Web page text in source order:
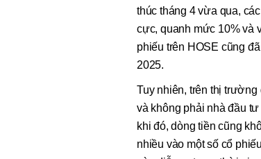
thúc tháng 4 vừa qua,
cực, quanh mức 10% và
phiếu trên HOSE cũng
2025.
Tuy nhiên, trên thị
và không phải nhà đầu
khi đó, dòng tiền cũng
nhiều vào một số cổ